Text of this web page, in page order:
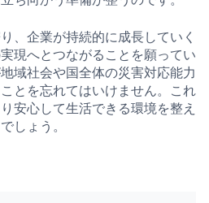
、企業が持続的に成長していく
現へとつながることを願ってい
域社会や国全体の災害対応能力
とを忘れてはいけません。これ
安心して生活できる環境を整え
しょう。